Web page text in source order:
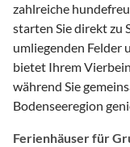
zahlreiche
starten Sie direkt zu
umliegenden Felder
bietet Ihrem
während Sie
Bodenseeregion
Ferienhäuser für